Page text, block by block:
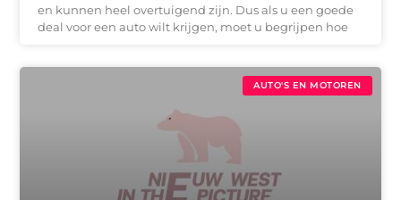
en kunnen heel overtuigend zijn. Dus als u een goede
deal voor een auto wilt krijgen, moet u begrijpen hoe
AUTO'S EN MOTOREN